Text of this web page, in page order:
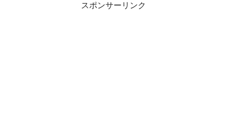
スポンサーリンク